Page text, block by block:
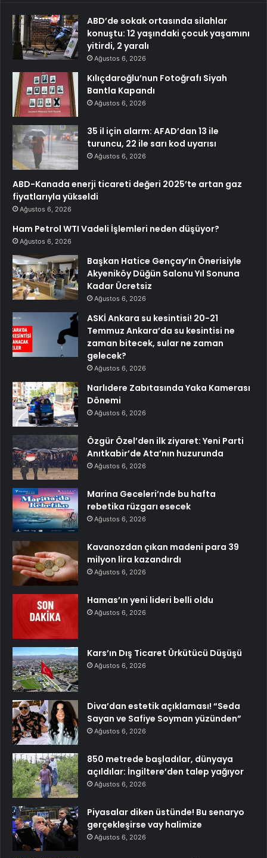
ABD’de sokak ortasında silahlar
konuştu: 12 yaşındaki çocuk yaşamını
yitirdi, 2 yaralı
Ağustos 6, 2026
Kılıçdaroğlu’nun Fotoğrafı Siyah
Bantla Kapandı
Ağustos 6, 2026
35 il için alarm: AFAD’dan 13 ile
turuncu, 22 ile sarı kod uyarısı
Ağustos 6, 2026
ABD-Kanada enerji ticareti değeri 2025’te artan gaz
fiyatlarıyla yükseldi
Ağustos 6, 2026
Ham Petrol WTI Vadeli İşlemleri neden düşüyor?
Ağustos 6, 2026
Başkan Hatice Gençay’ın Önerisiyle
Akyeniköy Düğün Salonu Yıl Sonuna
Kadar Ücretsiz
Ağustos 6, 2026
ASKİ Ankara su kesintisi! 20-21
Temmuz Ankara’da su kesintisi ne
zaman bitecek, sular ne zaman
gelecek?
Ağustos 6, 2026
Narlıdere Zabıtasında Yaka Kamerası
Dönemi
Ağustos 6, 2026
Özgür Özel’den ilk ziyaret: Yeni Parti
Anıtkabir’de Ata’nın huzurunda
Ağustos 6, 2026
Marina Geceleri’nde bu hafta
rebetika rüzgarı esecek
Ağustos 6, 2026
Kavanozdan çıkan madeni para 39
milyon lira kazandırdı
Ağustos 6, 2026
Hamas’ın yeni lideri belli oldu
Ağustos 6, 2026
Kars’ın Dış Ticaret Ürkütücü Düşüşü
Ağustos 6, 2026
Diva’dan estetik açıklaması! “Seda
Sayan ve Safiye Soyman yüzünden”
Ağustos 6, 2026
850 metrede başladılar, dünyaya
açıldılar: İngiltere’den talep yağıyor
Ağustos 6, 2026
Piyasalar diken üstünde! Bu senaryo
gerçekleşirse vay halimize
Ağustos 6, 2026